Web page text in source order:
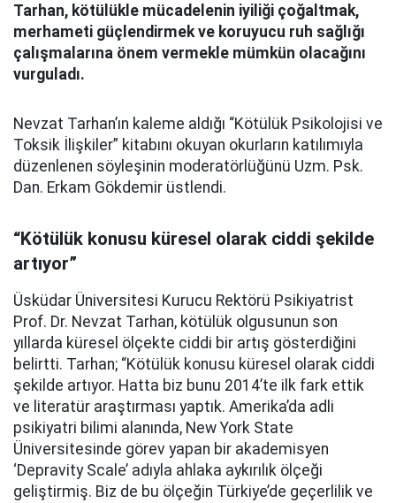
Tarhan, kötülükle mücadelenin iyiliği çoğaltmak,
merhameti güçlendirmek ve koruyucu ruh sağlığı
çalışmalarına önem vermekle mümkün olacağını
vurguladı.
Nevzat Tarhan’ın kaleme aldığı “Kötülük Psikolojisi ve
Toksik İlişkiler” kitabını okuyan okurların katılımıyla
düzenlenen söyleşinin moderatörlüğünü Uzm. Psk.
Dan. Erkam Gökdemir üstlendi.
“Kötülük konusu küresel olarak ciddi şekilde
artıyor”
Üsküdar Üniversitesi Kurucu Rektörü Psikiyatrist
Prof. Dr. Nevzat Tarhan, kötülük olgusunun son
yıllarda küresel ölçekte ciddi bir artış gösterdiğini
belirtti. Tarhan; “Kötülük konusu küresel olarak ciddi
şekilde artıyor. Hatta biz bunu 2014’te ilk fark ettik
ve literatür araştırması yaptık. Amerika’da adli
psikiyatri bilimi alanında, New York State
Üniversitesinde görev yapan bir akademisyen
‘Depravity Scale’ adıyla ahlaka aykırılık ölçeği
geliştirmiş. Biz de bu ölçeğin Türkiye’de geçerlilik ve